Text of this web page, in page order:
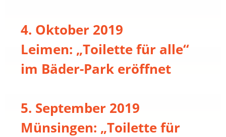
4. Oktober 2019
Leimen: „Toilette für alle“
im Bäder-Park eröffnet
5. September 2019
Münsingen: „Toilette für